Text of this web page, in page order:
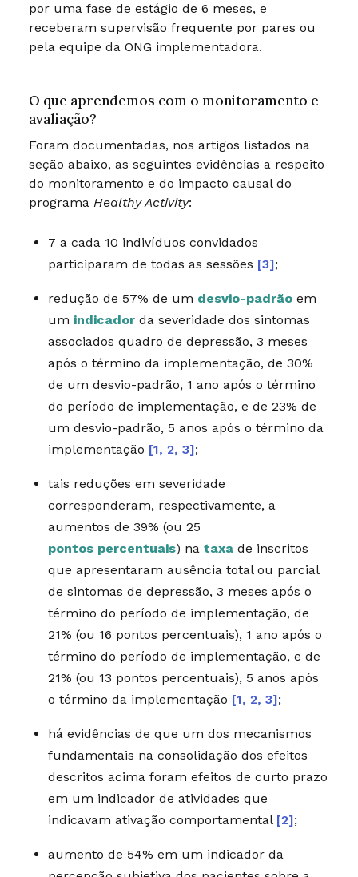
por uma fase de estágio de 6 meses, e
receberam supervisão frequente por pares ou
pela equipe da ONG implementadora.
O que aprendemos com o monitoramento e
avaliação?
Foram documentadas, nos artigos listados na
seção abaixo, as seguintes evidências a respeito
do monitoramento e do impacto causal do
programa Healthy Activity:
7 a cada 10 indivíduos convidados
participaram de todas as sessões [3];
redução de 57% de um desvio-padrãoem
um indicadorda severidade dos sintomas
associados quadro de depressão, 3 meses
após o término da implementação, de 30%
de um desvio-padrão, 1 ano após o término
do período de implementação, e de 23% de
um desvio-padrão, 5 anos após o término da
implementação [1, 2, 3];
tais reduções em severidade
corresponderam, respectivamente, a
aumentos de 39% (ou 25
pontos percentuais) na taxade inscritos
que apresentaram ausência total ou parcial
de sintomas de depressão, 3 meses após o
término do período de implementação, de
21% (ou 16 pontos percentuais), 1 ano após o
término do período de implementação, e de
21% (ou 13 pontos percentuais), 5 anos após
o término da implementação [1, 2, 3];
há evidências de que um dos mecanismos
fundamentais na consolidação dos efeitos
descritos acima foram efeitos de curto prazo
em um indicador de atividades que
indicavam ativação comportamental [2];
aumento de 54% em um indicador da